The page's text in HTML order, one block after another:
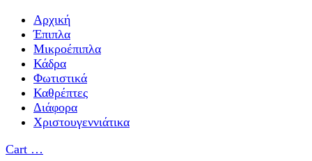
Αρχική
Έπιπλα
Μικροέπιπλα
Κάδρα
Φωτιστικά
Καθρέπτες
Διάφορα
Χριστουγεννιάτικα
Cart …